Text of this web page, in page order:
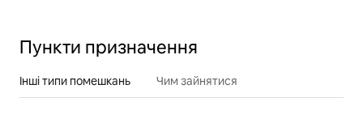
Пункти призначення
Інші типи помешкань Чим зайнятися